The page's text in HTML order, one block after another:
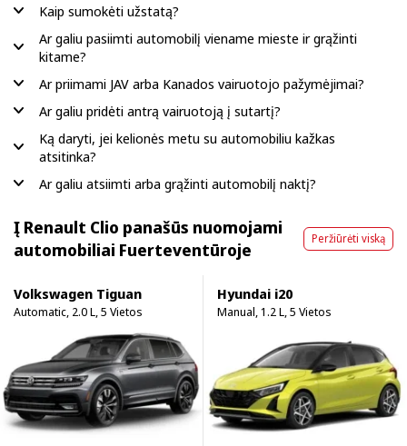
Kaip sumokėti užstatą?
Ar galiu pasiimti automobilį viename mieste ir grąžinti
kitame?
Ar priimami JAV arba Kanados vairuotojo pažymėjimai?
Ar galiu pridėti antrą vairuotoją į sutartį?
Ką daryti, jei kelionės metu su automobiliu kažkas
atsitinka?
Ar galiu atsiimti arba grąžinti automobilį naktį?
Į Renault Clio panašūs nuomojami
automobiliai Fuerteventūroje
Peržiūrėti viską
Volkswagen Tiguan
Automatic, 2.0 L, 5 Vietos
Hyundai i20
Manual, 1.2 L, 5 Vietos